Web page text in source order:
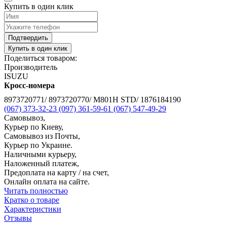
Купить в один клик
Подтвердить
Купить в один клик
Поделиться товаром:
Производитель
ISUZU
Кросс-номера
8973720771/ 8973720770/ M801H STD/ 1876184190
(067) 373-32-23 (097) 361-59-61 (067) 547-49-29
Самовывоз,
Курьер по Киеву,
Самовывоз из Почты,
Курьер по Украине.
Наличными курьеру,
Наложенный платеж,
Предоплата на карту / на счет,
Онлайн оплата на сайте.
Читать полностью
Кратко о товаре
Характеристики
Отзывы